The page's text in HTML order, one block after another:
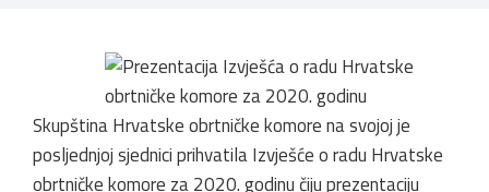
Skupština Hrvatske obrtničke komore na svojoj je
posljednjoj sjednici prihvatila Izvješće o radu Hrvatske
obrtničke komore za 2020. godinu čiju prezentaciju